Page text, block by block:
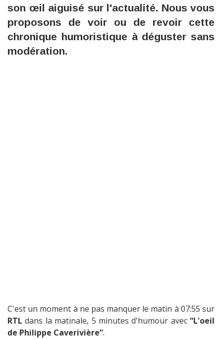
son œil aiguisé sur l'actualité. Nous vous
proposons de voir ou de revoir cette
chronique humoristique à déguster sans
modération.
C'est un moment à ne pas manquer le matin à 07:55 sur
RTL dans la matinale, 5 minutes d'humour avec “L'oeil
de Philippe Caverivière”.